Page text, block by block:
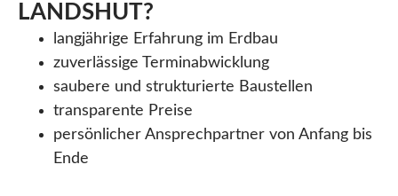
LANDSHUT?
langjährige Erfahrung im Erdbau
zuverlässige Terminabwicklung
saubere und strukturierte Baustellen
transparente Preise
persönlicher Ansprechpartner von Anfang bis
Ende